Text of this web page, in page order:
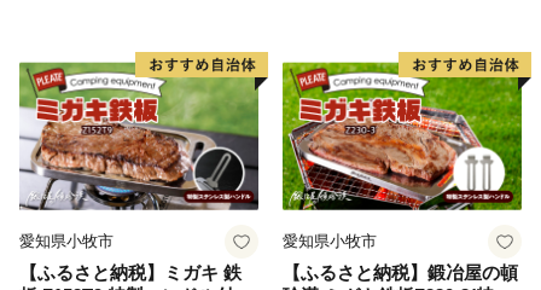
り寄せ 愛知県 小牧市 送料無
料
愛知県小牧市
【ふるさと納税】ミガキ 鉄
愛知県小牧市
【ふるさと納税】鍛冶屋の頓